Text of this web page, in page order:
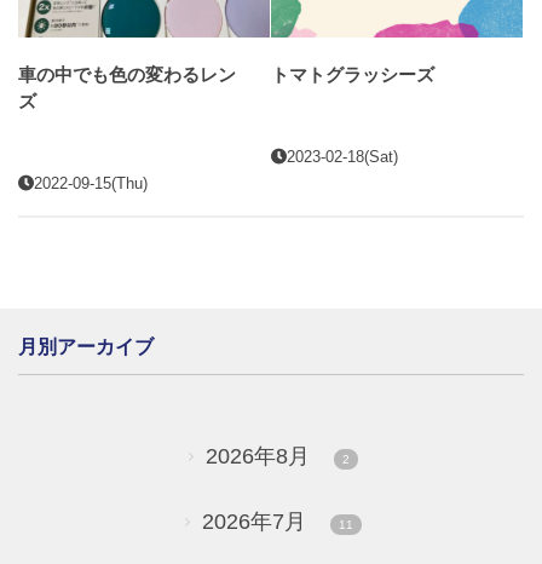
車の中でも色の変わるレン
ズ
2022-09-15(Thu)
トマトグラッシーズ
2023-02-18(Sat)
月別アーカイブ
2026年8月 2
2026年7月 11